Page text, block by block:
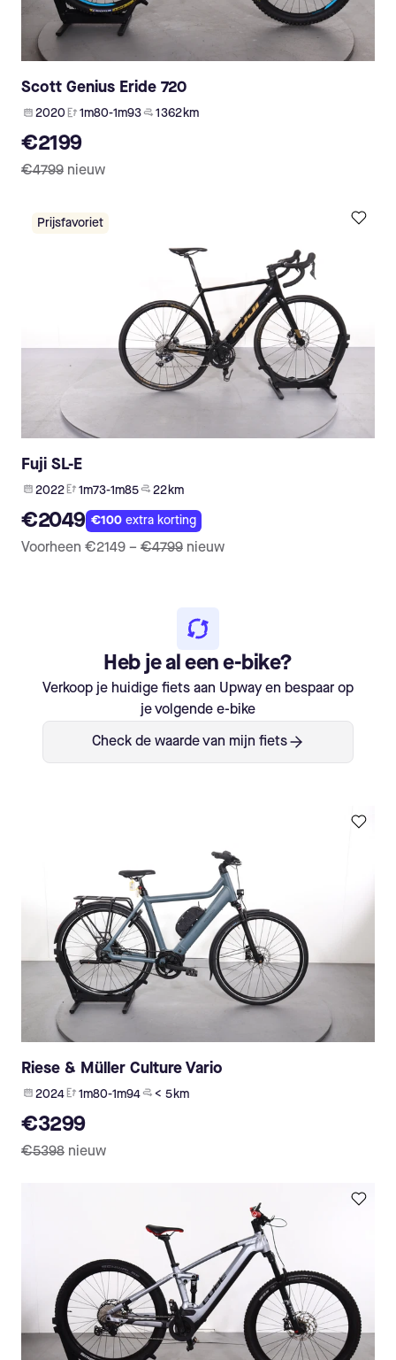
Scott Genius Eride 720
2020 1m80-1m93 1 362 km
€2199
€4799 nieuw
Prijsfavoriet
Fuji SL-E
2022 1m73-1m85 22 km
€2049 €100extra korting
Voorheen €2149 – €4799 nieuw
Heb je al een e-bike?
Verkoop je huidige fiets aan Upway en bespaar op
je volgende e-bike
Check de waarde van mijn fiets
Riese & Müller Culture Vario
2024 1m80-1m94 < 5 km
€3299
€5398 nieuw